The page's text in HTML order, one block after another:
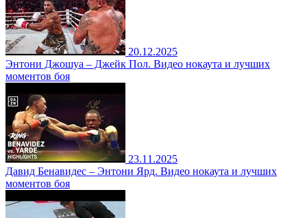
20.12.2025
Энтони Джошуа – Джейк Пол. Видео нокаута и лучших
моментов боя
23.11.2025
Давид Бенавидес – Энтони Ярд. Видео нокаута и лучших
моментов боя